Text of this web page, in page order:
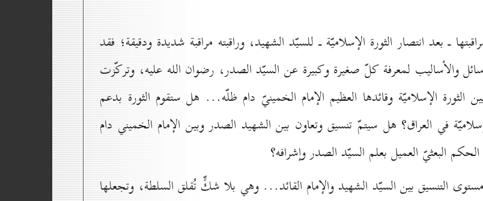
ـ بعد انتصار الثورة الإسلاميّة ـ للسيّد الشهيد، وراقبته مراقبة شديدة ودقيقة؛ فقد
والأساليب لمعرفة كلّ صغيرة وكبيرة عن السيّد الصدر، رضوان الله عليه، وتركّزت
الإسلاميّة وقائدها العظيم الإمام الخمينيّ دام ظلّه... هل ستقوم الثورة بدعم
في العراق؟ هل سيتمّ تنسيق وتعاون بين الشهيد الصدر وبين الإمام الخميني دام
البعثيّ العميل بعلم السيّد الصدر وإشرافه؟
التنسيق بين السيّد الشهيد والإمام القائد... وهي بلا شكٍّ تُقلق السلطة، وتجعلها